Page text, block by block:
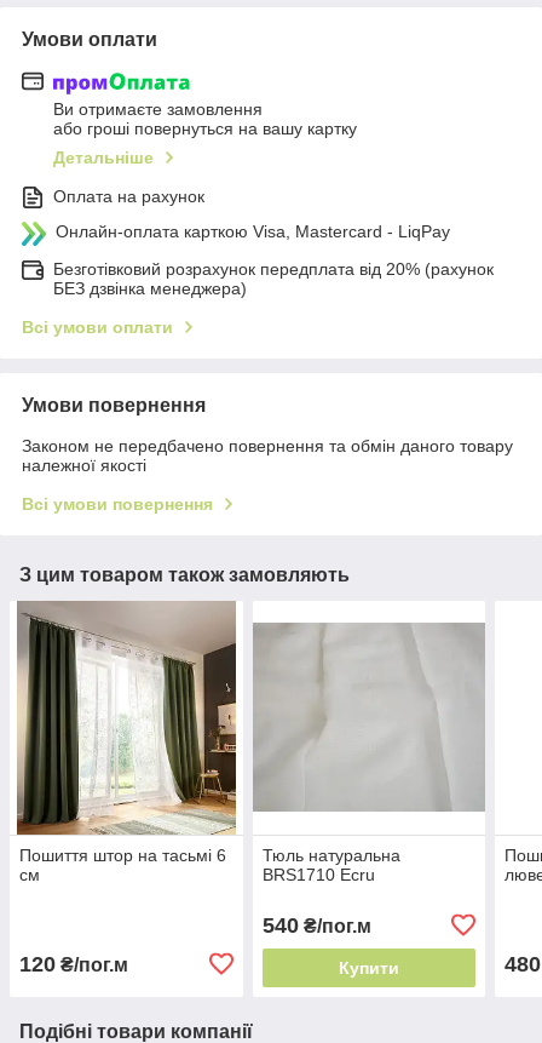
Умови оплати
Ви отримаєте замовлення
або гроші повернуться на вашу картку
Детальніше
Оплата на рахунок
Онлайн-оплата карткою Visa, Mastercard - LiqPay
Безготівковий розрахунок передплата від 20% (рахунок
БЕЗ дзвінка менеджера)
Всі умови оплати
Умови повернення
Законом не передбачено повернення та обмін даного товару
належної якості
Всі умови повернення
З цим товаром також замовляють
Пошиття штор на тасьмі 6
см
120 ₴/пог.м
Тюль натуральна
BRS1710 Ecru
540₴/пог.м
Купити 480
Подібні товари компанії